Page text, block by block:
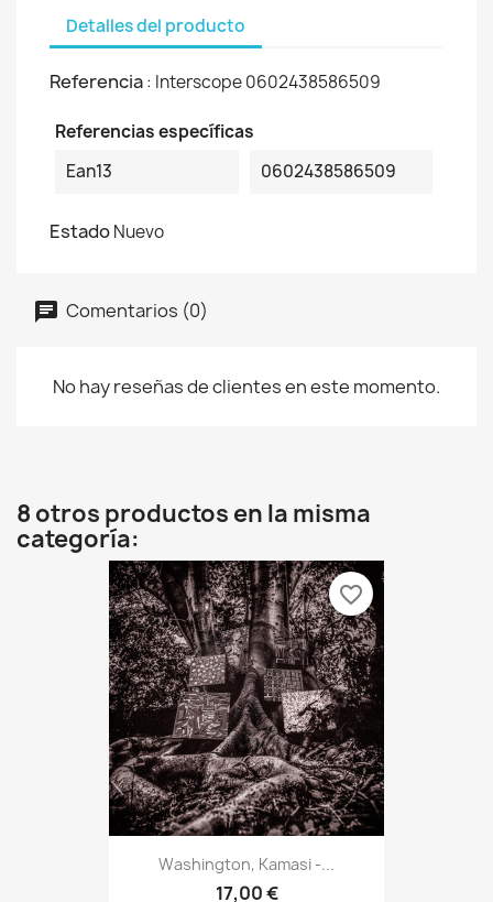
Detalles del producto
Referencia: Interscope 0602438586509
Referencias específicas
Ean13
0602438586509
EstadoNuevo
Comentarios (0)
No hay reseñas de clientes en este momento.
8 otros productos en la misma
categoría:
Washington, Kamasi -...
17,00 €
favorite_border